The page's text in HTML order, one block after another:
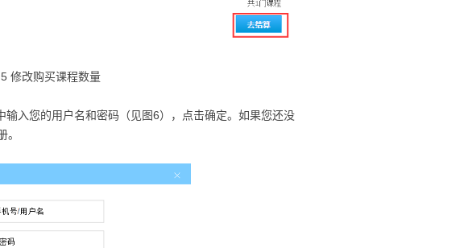
修改购买课程数量
入您的用户名和密码（见图6），点击确定。如果您还没